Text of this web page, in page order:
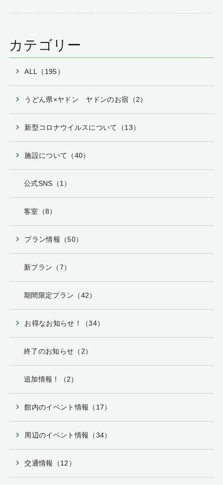
カテゴリー
ALL（195）
うどん県×ヤドン ヤドンのお宿（2）
新型コロナウイルスについて（13）
施設について（40）
公式SNS（1）
客室（8）
プラン情報（50）
新プラン（7）
期間限定プラン（42）
お得なお知らせ！（34）
終了のお知らせ（2）
追加情報！（2）
館内のイベント情報（17）
周辺のイベント情報（34）
交通情報（12）